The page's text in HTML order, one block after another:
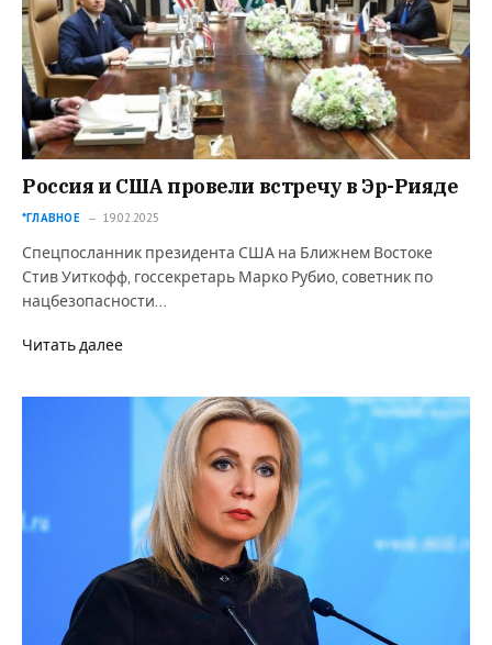
Россия и США провели встречу в Эр-Рияде
*ГЛАВНОЕ 19.02.2025
Спецпосланник президента США на Ближнем Востоке
Стив Уиткофф, госсекретарь Марко Рубио, советник по
нацбезопасности…
Читать далее